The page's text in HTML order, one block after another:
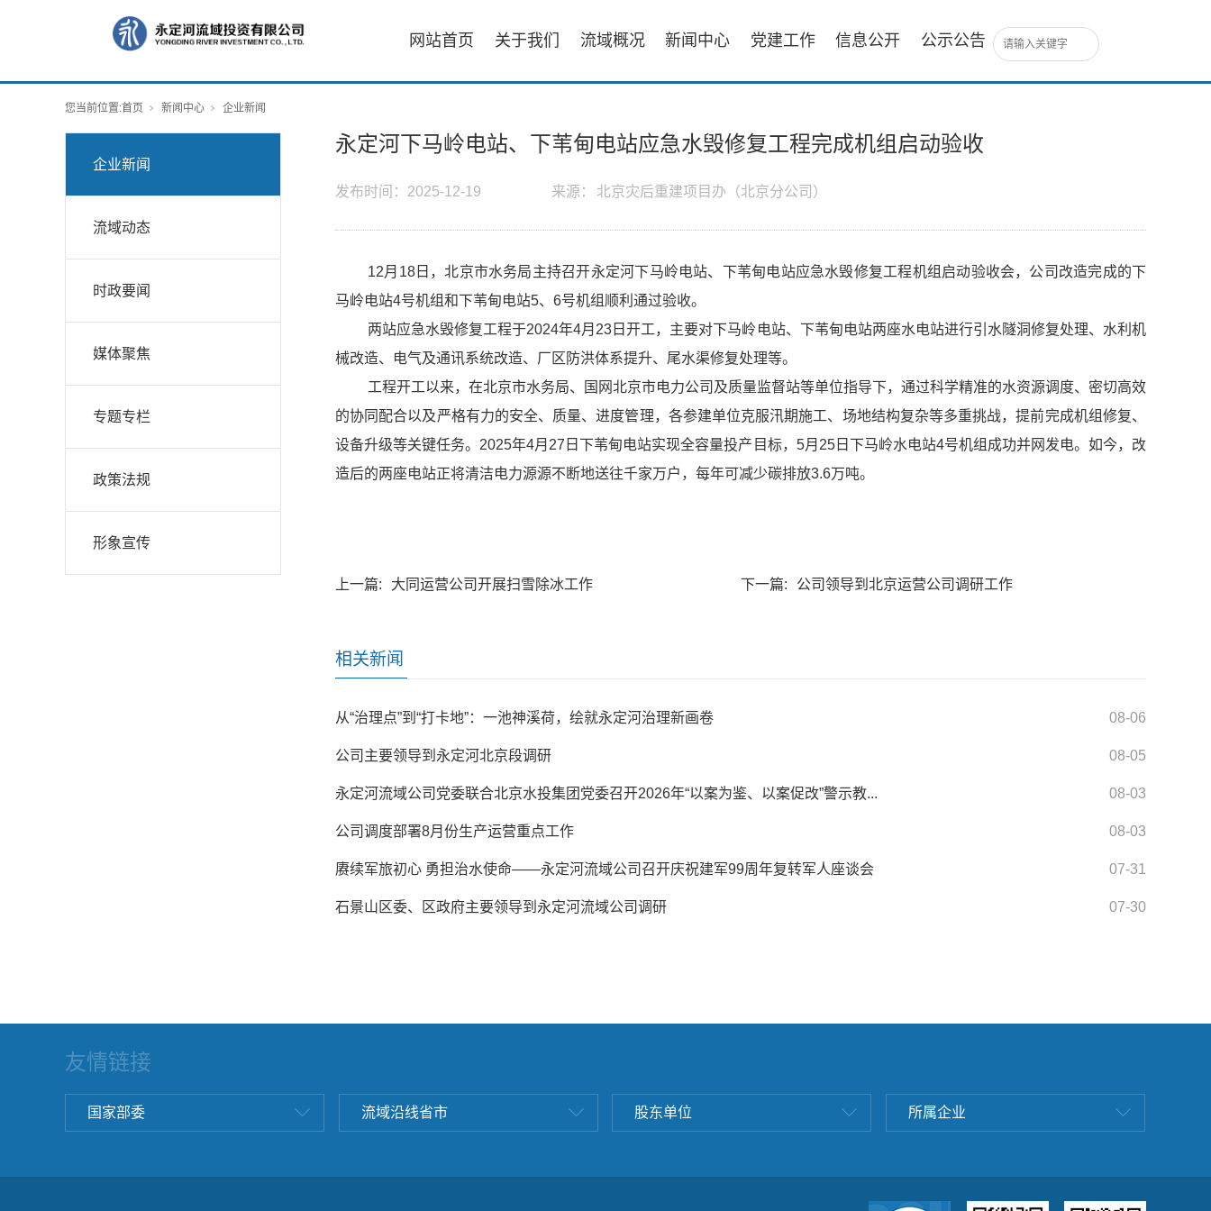
网站首页 关于我们 流域概况 新闻中心 党建工作 信息公开 公示公告
您当前位置:首页 新闻中心 企业新闻
企业新闻
流域动态
时政要闻
媒体聚焦
专题专栏
政策法规
形象宣传
永定河下马岭电站、下苇甸电站应急水毁修复工程完成机组启动验收
发布时间： 2025-12-19 来源： 北京灾后重建项目办（北京分公司）
12月18日，北京市水务局主持召开永定河下马岭电站、下苇甸电站应急水毁修复工程机组启动验收会，公司改造完成的下
马岭电站4号机组和下苇甸电站5、6号机组顺利通过验收。
两站应急水毁修复工程于2024年4月23日开工，主要对下马岭电站、下苇甸电站两座水电站进行引水隧洞修复处理、水利机
械改造、电气及通讯系统改造、厂区防洪体系提升、尾水渠修复处理等。
工程开工以来，在北京市水务局、国网北京市电力公司及质量监督站等单位指导下，通过科学精准的水资源调度、密切高效
的协同配合以及严格有力的安全、质量、进度管理，各参建单位克服汛期施工、场地结构复杂等多重挑战，提前完成机组修复、
设备升级等关键任务。2025年4月27日下苇甸电站实现全容量投产目标，5月25日下马岭水电站4号机组成功并网发电。如今，改
造后的两座电站正将清洁电力源源不断地送往千家万户，每年可减少碳排放3.6万吨。
上一篇: 大同运营公司开展扫雪除冰工作 下一篇: 公司领导到北京运营公司调研工作
相关新闻
从“治理点”到“打卡地”：一池神溪荷，绘就永定河治理新画卷 08-06
公司主要领导到永定河北京段调研 08-05
永定河流域公司党委联合北京水投集团党委召开2026年“以案为鉴、以案促改”警示教... 08-03
公司调度部署8月份生产运营重点工作 08-03
赓续军旅初心 勇担治水使命——永定河流域公司召开庆祝建军99周年复转军人座谈会 07-31
石景山区委、区政府主要领导到永定河流域公司调研 07-30
友情链接
国家部委 流域沿线省市 股东单位 所属企业